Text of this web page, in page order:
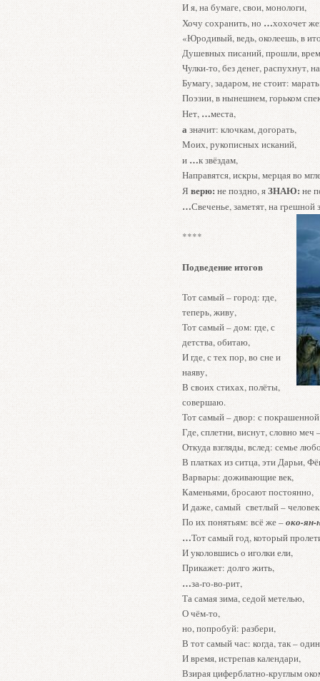
И я, на бумаге, свои, монологи,
Хочу сохранить, но …хохочет
«Юродивый, ведь, околеешь, в
Душевных писаний, прошли,
Чулки-то, без денег, распухнут,
Бумагу, задаром, не стоит:
Поэзии, в нынешнем, горьком
Нет, …места,
азначит: клочкам, догорать,
Моих, рукописных исканий,
и …к звёздам,
Направятся, искры, мерцая во
Яверю: не поздно, яЗНАЮ:не
…Свеченье, заметят, на
****
Подведение итогов
Тот самый – город: где,
теперь, живу,
Тот самый – дом: где, с
детства, обитаю,
И где, с тех пор, во сне и
наяву,
В своих стихах, полёты,
совершаю.
Тот самый – двор: с покрашенной
Где, сплетни, виснут, словно меч
Откуда взгляды, вслед: семье
В платках из ситца, эти Дарьи,
Варвары: доживающие век,
Каменьями, бросают постоянно,
И даже, самый светлый –
По их понятьям: всё же –око-ян-
…Тот самый год, который
И уколовшись о иголки ели,
Прикажет: долго жить,
…за-го-во-рит,
Та самая зима, седой метелью,
О чём-то,
но, попробуй: разбери,
В тот самый час: когда, так –
И время, истрепав календари,
Взирая циферблатно-круглым